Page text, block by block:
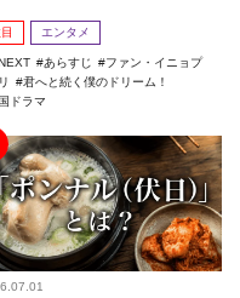
エンタメ
あらすじ
ファン・イニョプ
君へと続く僕のドリーム！
ドラマ